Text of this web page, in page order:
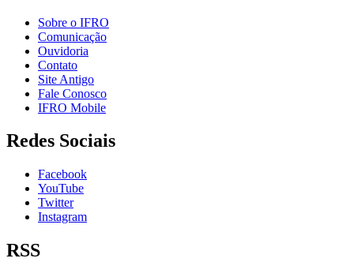
Sobre o IFRO
Comunicação
Ouvidoria
Contato
Site Antigo
Fale Conosco
IFRO Mobile
Redes Sociais
Facebook
YouTube
Twitter
Instagram
RSS